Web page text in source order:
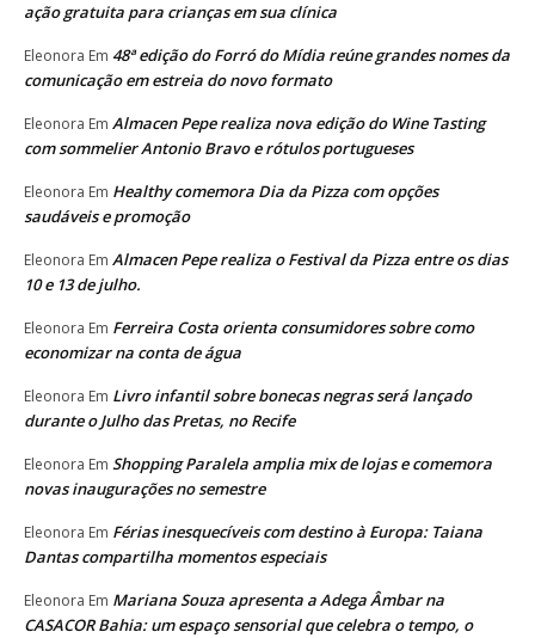
ação gratuita para crianças em sua clínica
Eleonora Em 48ª edição do Forró do Mídia reúne grandes nomes da
comunicação em estreia do novo formato
Eleonora Em Almacen Pepe realiza nova edição do Wine Tasting
com sommelier Antonio Bravo e rótulos portugueses
Eleonora Em Healthy comemora Dia da Pizza com opções
saudáveis e promoção
Eleonora Em Almacen Pepe realiza o Festival da Pizza entre os dias
10 e 13 de julho.
Eleonora Em Ferreira Costa orienta consumidores sobre como
economizar na conta de água
Eleonora Em Livro infantil sobre bonecas negras será lançado
durante o Julho das Pretas, no Recife
Eleonora Em Shopping Paralela amplia mix de lojas e comemora
novas inaugurações no semestre
Eleonora Em Férias inesquecíveis com destino à Europa: Taiana
Dantas compartilha momentos especiais
Eleonora Em Mariana Souza apresenta a Adega Âmbar na
CASACOR Bahia: um espaço sensorial que celebra o tempo, o